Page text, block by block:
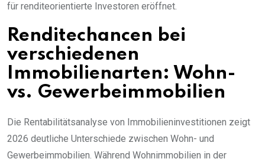
für renditeorientierte Investoren eröffnet.
Renditechancen bei
verschiedenen
Immobilienarten: Wohn-
vs. Gewerbeimmobilien
Die Rentabilitätsanalyse von Immobilieninvestitionen zeigt
2026 deutliche Unterschiede zwischen Wohn- und
Gewerbeimmobilien. Während Wohnimmobilien in der